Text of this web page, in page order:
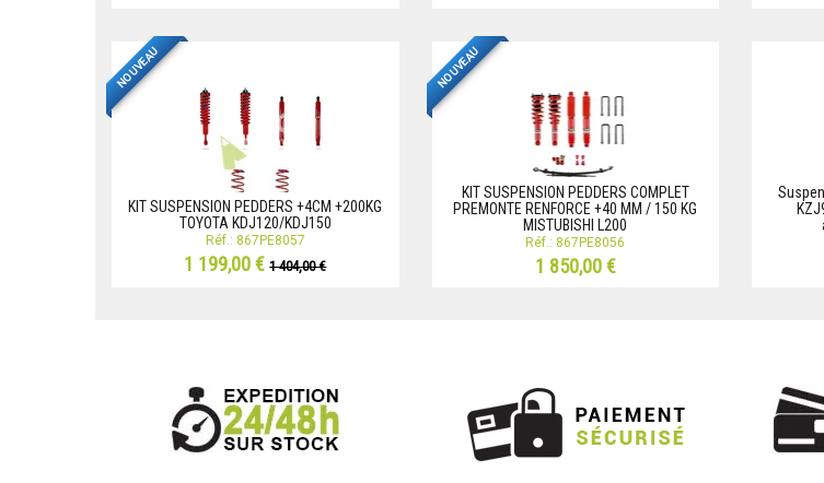
NOUVEAU
KIT SUSPENSION PEDDERS +4CM +200KG
TOYOTA KDJ120/KDJ150
Réf.: 867PE8057
1 199,00 €1 404,00 €
NOUVEAU
KIT SUSPENSION PEDDERS COMPLET
PREMONTE RENFORCE +40 MM / 150 KG
MISTUBISHI L200
Réf.: 867PE8056
1 850,00 €